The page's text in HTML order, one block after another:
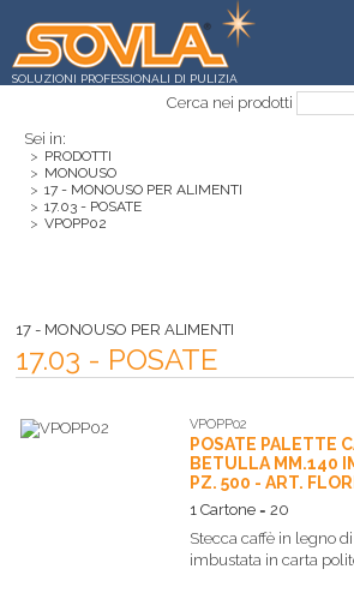
SOLUZIONI PROFESSIONALI DI PULIZIA
Cerca nei prodotti
Sei in:
> PRODOTTI
> MONOUSO
> 17 - MONOUSO PER ALIMENTI
> 17.03 - POSATE
> VPOPP02
17 - MONOUSO PER ALIMENTI
17.03 - POSATE
VPOPP02
POSATE PALETTE
BETULLA MM.140
PZ. 500 - ART.
1 Cartone = 20
Stecca caffè in legno
imbustata in carta